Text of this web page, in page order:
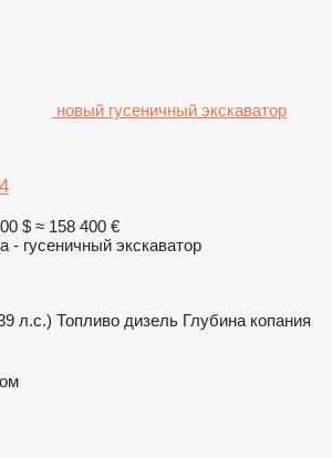
новый гусеничный экскаватор
$ ≈ 158 400 €
- гусеничный экскаватор
л.с.) Топливо дизель Глубина копания